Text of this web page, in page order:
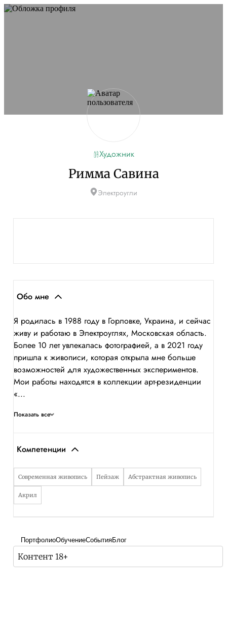
Artists.ru.
Художник
Римма Савина
Электроугли
Обо мне
Я родилась в 1988 году в Горловке, Украина, и сейчас
живу и работаю в Электроуглях, Московская область.
Более 10 лет увлекалась фотографией, а в 2021 году
пришла к живописи, которая открыла мне больше
возможностей для художественных экспериментов.
Мои работы находятся в коллекции арт-резиденции
«...
Показать все
Компетенции
Современная живопись Пейзаж Абстрактная живопись
Акрил
ПортфолиоОбучениеСобытияБлог
Контент 18+